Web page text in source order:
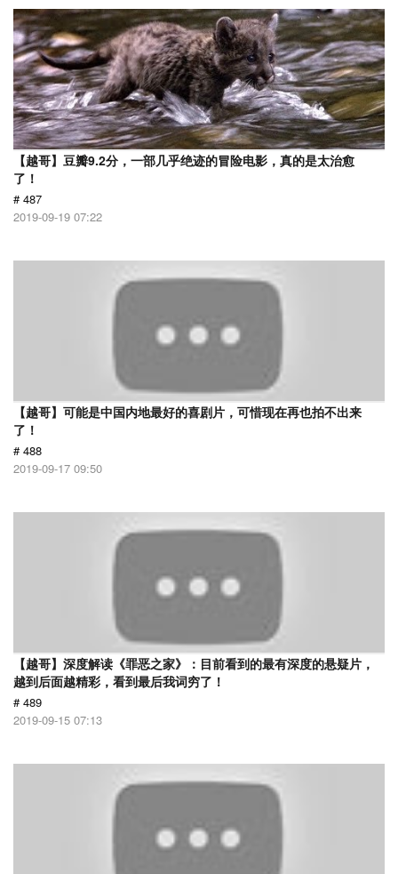
【越哥】豆瓣9.2分，一部几乎绝迹的冒险电影，真的是太治愈
了！
# 487
2019-09-19 07:22
【越哥】可能是中国内地最好的喜剧片，可惜现在再也拍不出来
了！
# 488
2019-09-17 09:50
【越哥】深度解读《罪恶之家》：目前看到的最有深度的悬疑片，
越到后面越精彩，看到最后我词穷了！
# 489
2019-09-15 07:13